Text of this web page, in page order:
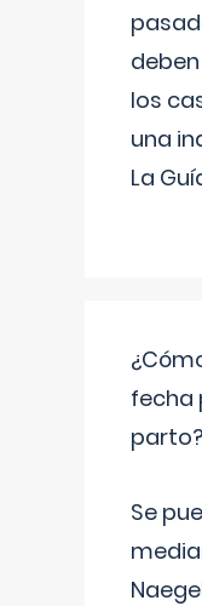
los
una
La
fecha
parto?
Se